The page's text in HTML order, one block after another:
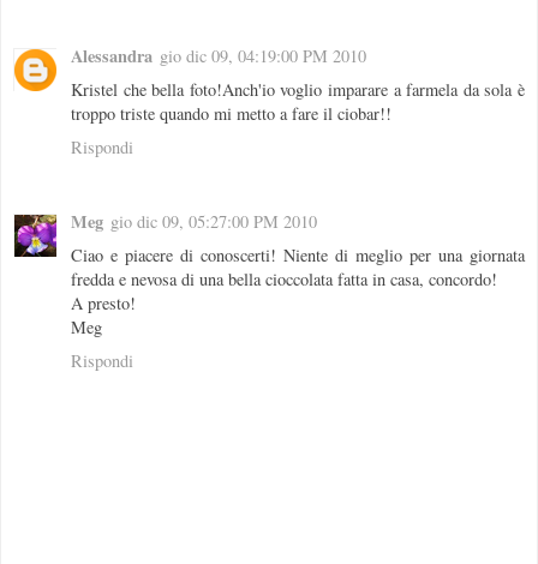
Alessandra gio dic 09, 04:19:00 PM 2010
Kristel che bella foto!Anch'io voglio imparare a farmela da sola è
troppo triste quando mi metto a fare il ciobar!!
Rispondi
Meg gio dic 09, 05:27:00 PM 2010
Ciao e piacere di conoscerti! Niente di meglio per una giornata
fredda e nevosa di una bella cioccolata fatta in casa, concordo!
A presto!
Meg
Rispondi